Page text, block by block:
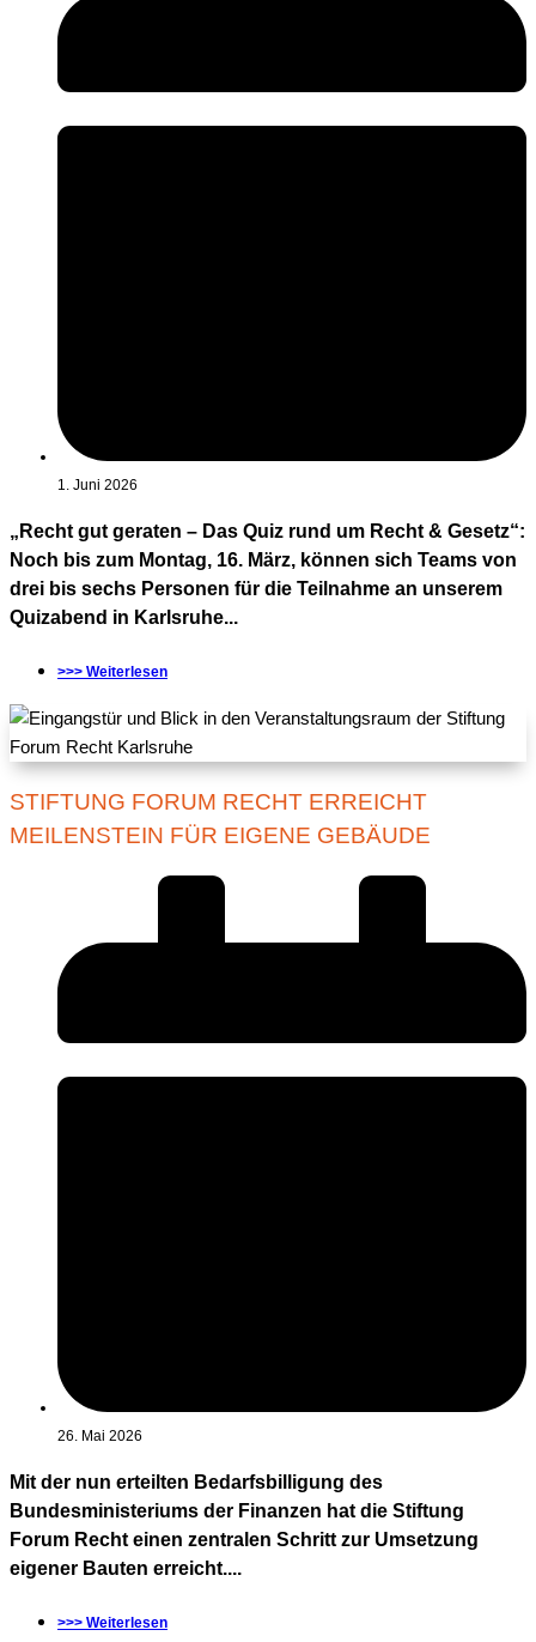
1. Juni 2026
„Recht gut geraten – Das Quiz rund um Recht & Gesetz“:
Noch bis zum Montag, 16. März, können sich Teams von
drei bis sechs Personen für die Teilnahme an unserem
Quizabend in Karlsruhe...
>>> Weiterlesen
STIFTUNG FORUM RECHT ERREICHT
MEILENSTEIN FÜR EIGENE GEBÄUDE
26. Mai 2026
Mit der nun erteilten Bedarfsbilligung des
Bundesministeriums der Finanzen hat die Stiftung
Forum Recht einen zentralen Schritt zur Umsetzung
eigener Bauten erreicht....
>>> Weiterlesen